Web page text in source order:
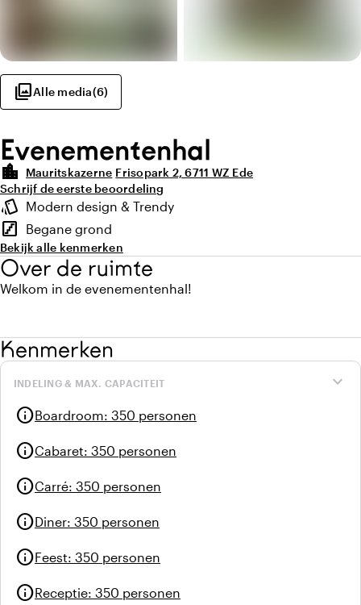
photo_libraryAlle media(6)
Evenementenhal
location_city Mauritskazerne Frisopark 2, 6711 WZ Ede
Schrijf de eerste beoordeling
Highlights
style
Sfeer en uitstraling
Modern design & Trendy
stairs
Verdieping
Begane grond
Bekijk alle kenmerken
Over de ruimte
Welkom in de evenementenhal!
Kenmerken
expand_more
INDELING & MAX. CAPACITEIT
infoBoardroom: 350 personen
infoCabaret: 350 personen
infoCarré: 350 personen
infoDiner: 350 personen
infoFeest: 350 personen
infoReceptie: 350 personen